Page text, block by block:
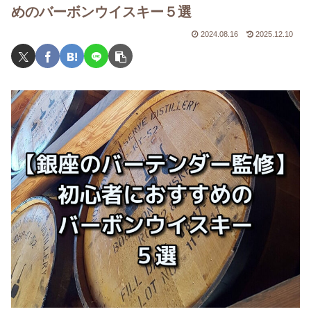
めのバーボンウイスキー５選
2024.08.16 2025.12.10